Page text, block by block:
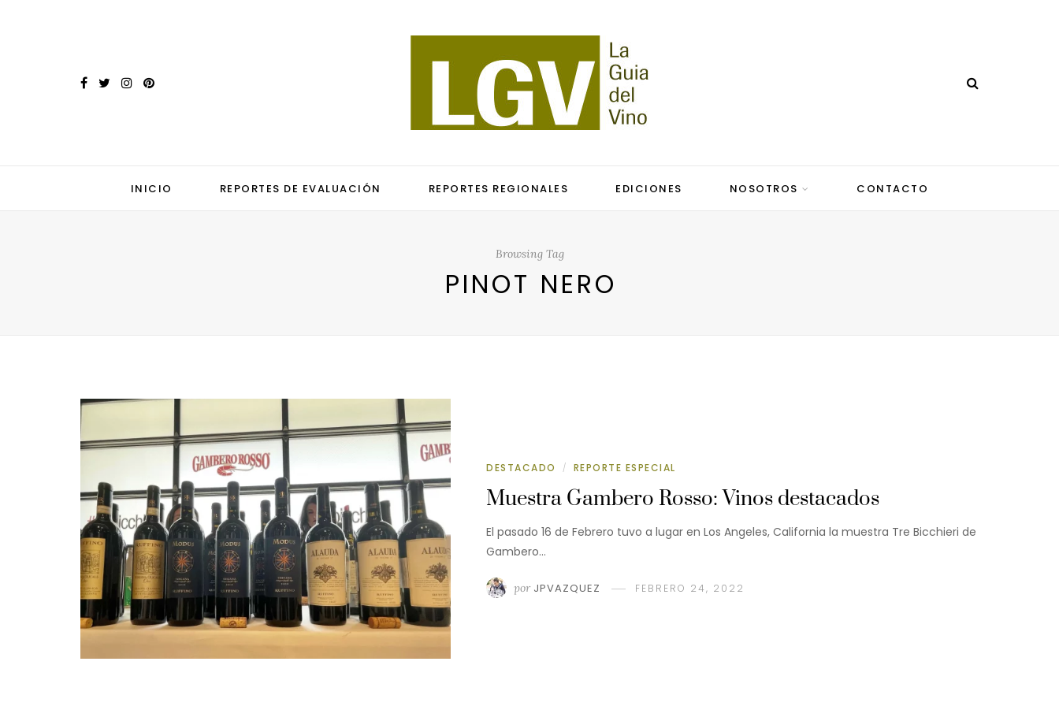
INICIO REPORTES DE EVALUACIÓN REPORTES REGIONALES EDICIONES NOSOTROS CONTACTO
Browsing Tag
PINOT NERO
DESTACADO / REPORTE ESPECIAL
Muestra Gambero Rosso: Vinos destacados
El pasado 16 de Febrero tuvo a lugar en Los Angeles, California la muestra Tre Bicchieri de
Gambero…
por JPVAZQUEZ FEBRERO 24, 2022